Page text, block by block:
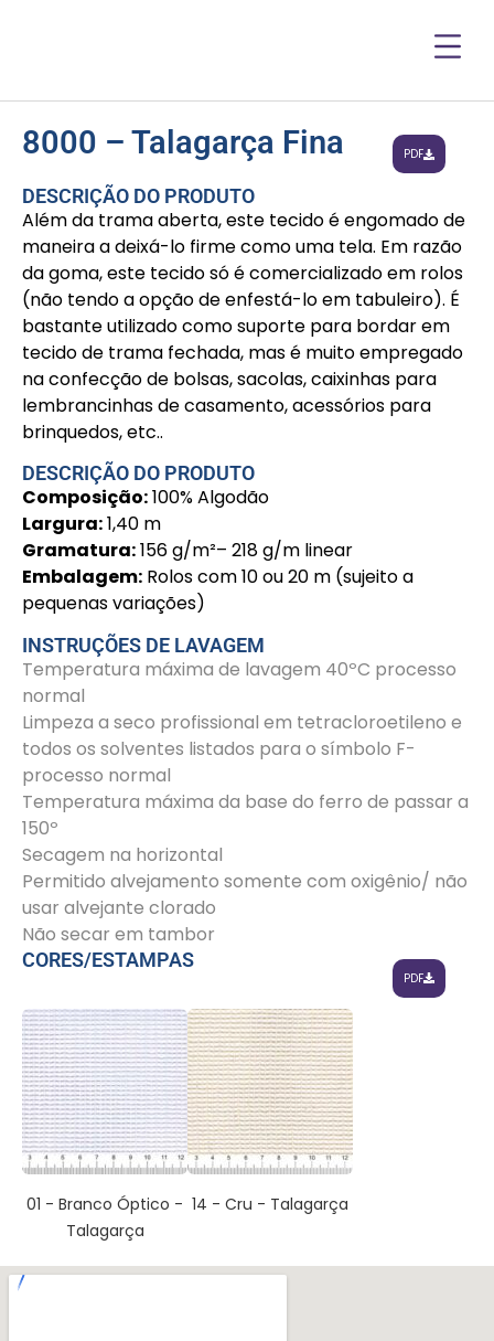
8000 – Talagarça Fina PDF
DESCRIÇÃO DO PRODUTO
Além da trama aberta, este tecido é engomado de
maneira a deixá-lo firme como uma tela. Em razão
da goma, este tecido só é comercializado em rolos
(não tendo a opção de enfestá-lo em tabuleiro). É
bastante utilizado como suporte para bordar em
tecido de trama fechada, mas é muito empregado
na confecção de bolsas, sacolas, caixinhas para
lembrancinhas de casamento, acessórios para
brinquedos, etc..
DESCRIÇÃO DO PRODUTO
Composição:100% Algodão
Largura:1,40 m
Gramatura:156 g/m²– 218 g/m linear
Embalagem: Rolos com 10 ou 20 m (sujeito a
pequenas variações)
INSTRUÇÕES DE LAVAGEM
Temperatura máxima de lavagem 40ºC processo
normal
Limpeza a seco profissional em tetracloroetileno e
todos os solventes listados para o símbolo F-
processo normal
Temperatura máxima da base do ferro de passar a
150º
Secagem na horizontal
Permitido alvejamento somente com oxigênio/ não
usar alvejante clorado
Não secar em tambor
CORES/ESTAMPAS
PDF
01 - Branco Óptico -
Talagarça
14 - Cru - Talagarça